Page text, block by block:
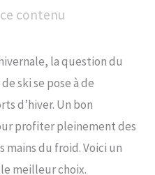
contenu
la question du
ski se pose à de
d’hiver. Un bon
profiter pleinement des
du froid. Voici un
meilleur choix.